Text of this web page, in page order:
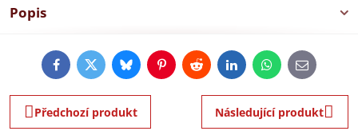
Popis
FacebookTwitterBlueskyPinterestRedditLinkedInWhatsApp
E-
mail
Předchozí produkt Následující produkt